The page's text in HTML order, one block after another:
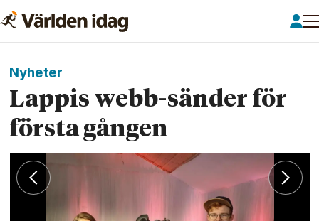
Nyheter
Lappis webb-sänder för
första gången